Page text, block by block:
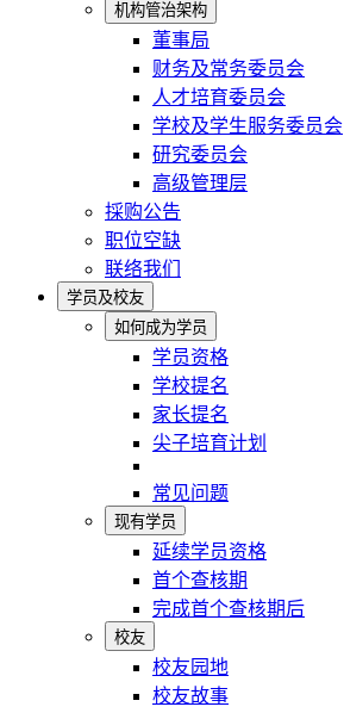
机构管治架构
董事局
财务及常务委员会
人才培育委员会
学校及学生服务委员会
研究委员会
高级管理层
採购公告
职位空缺
联络我们
学员及校友
如何成为学员
学员资格
学校提名
家长提名
尖子培育计划
常见问题
现有学员
延续学员资格
首个查核期
完成首个查核期后
校友
校友园地
校友故事